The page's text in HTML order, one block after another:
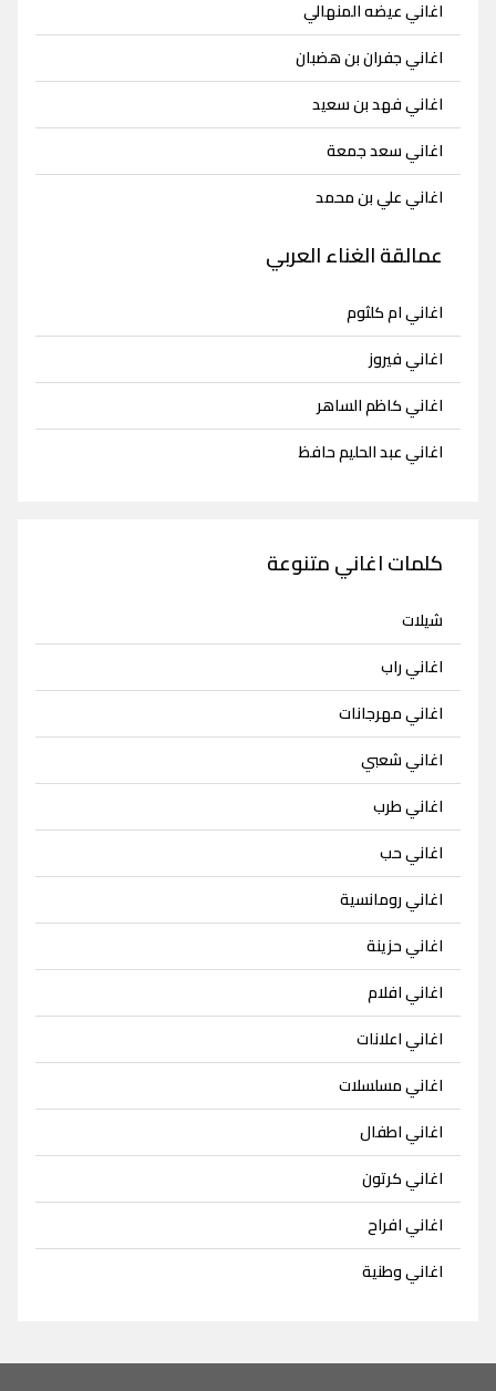
اغاني عيضه المنهالي
اغاني جفران بن هضبان
اغاني فهد بن سعيد
اغاني سعد جمعة
اغاني علي بن محمد
عمالقة الغناء العربي
اغاني ام كلثوم
اغاني فيروز
اغاني كاظم الساهر
اغاني عبد الحليم حافظ
كلمات اغاني متنوعة
شيلات
اغاني راب
اغاني مهرجانات
اغاني شعبي
اغاني طرب
اغاني حب
اغاني رومانسية
اغاني حزينة
اغاني افلام
اغاني اعلانات
اغاني مسلسلات
اغاني اطفال
اغاني كرتون
اغاني افراح
اغاني وطنية